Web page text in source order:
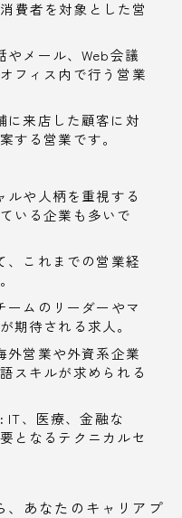
費者を対象とした営
やメール、Web会議
フィス内で行う営業
に来店した顧客に対
する営業です。
ルや人柄を重視する
いる企業も多いで
、これまでの営業経
ームのリーダーやマ
期待される求人。
外営業や外資系企業
スキルが求められる
IT、医療、金融な
となるテクニカルセ
、あなたのキャリアプ